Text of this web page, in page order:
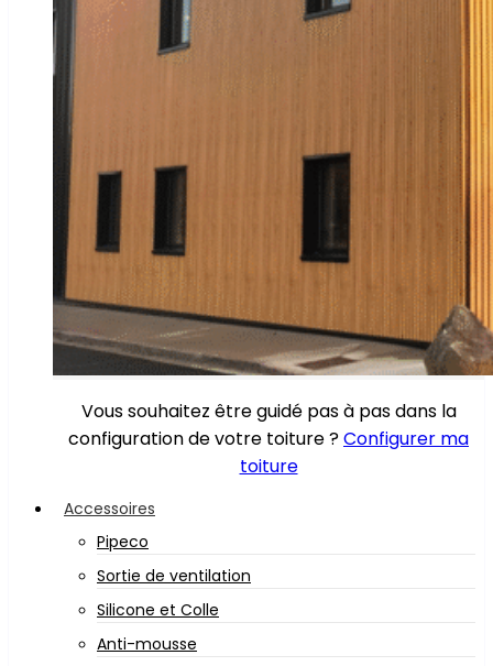
Vous souhaitez être guidé pas à pas dans la
configuration de votre toiture ?Configurer ma
toiture
Accessoires
Pipeco
Sortie de ventilation
Silicone et Colle
Anti-mousse